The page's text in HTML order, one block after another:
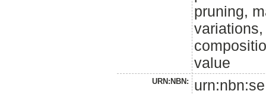
pruning,
value
URN:NBN: